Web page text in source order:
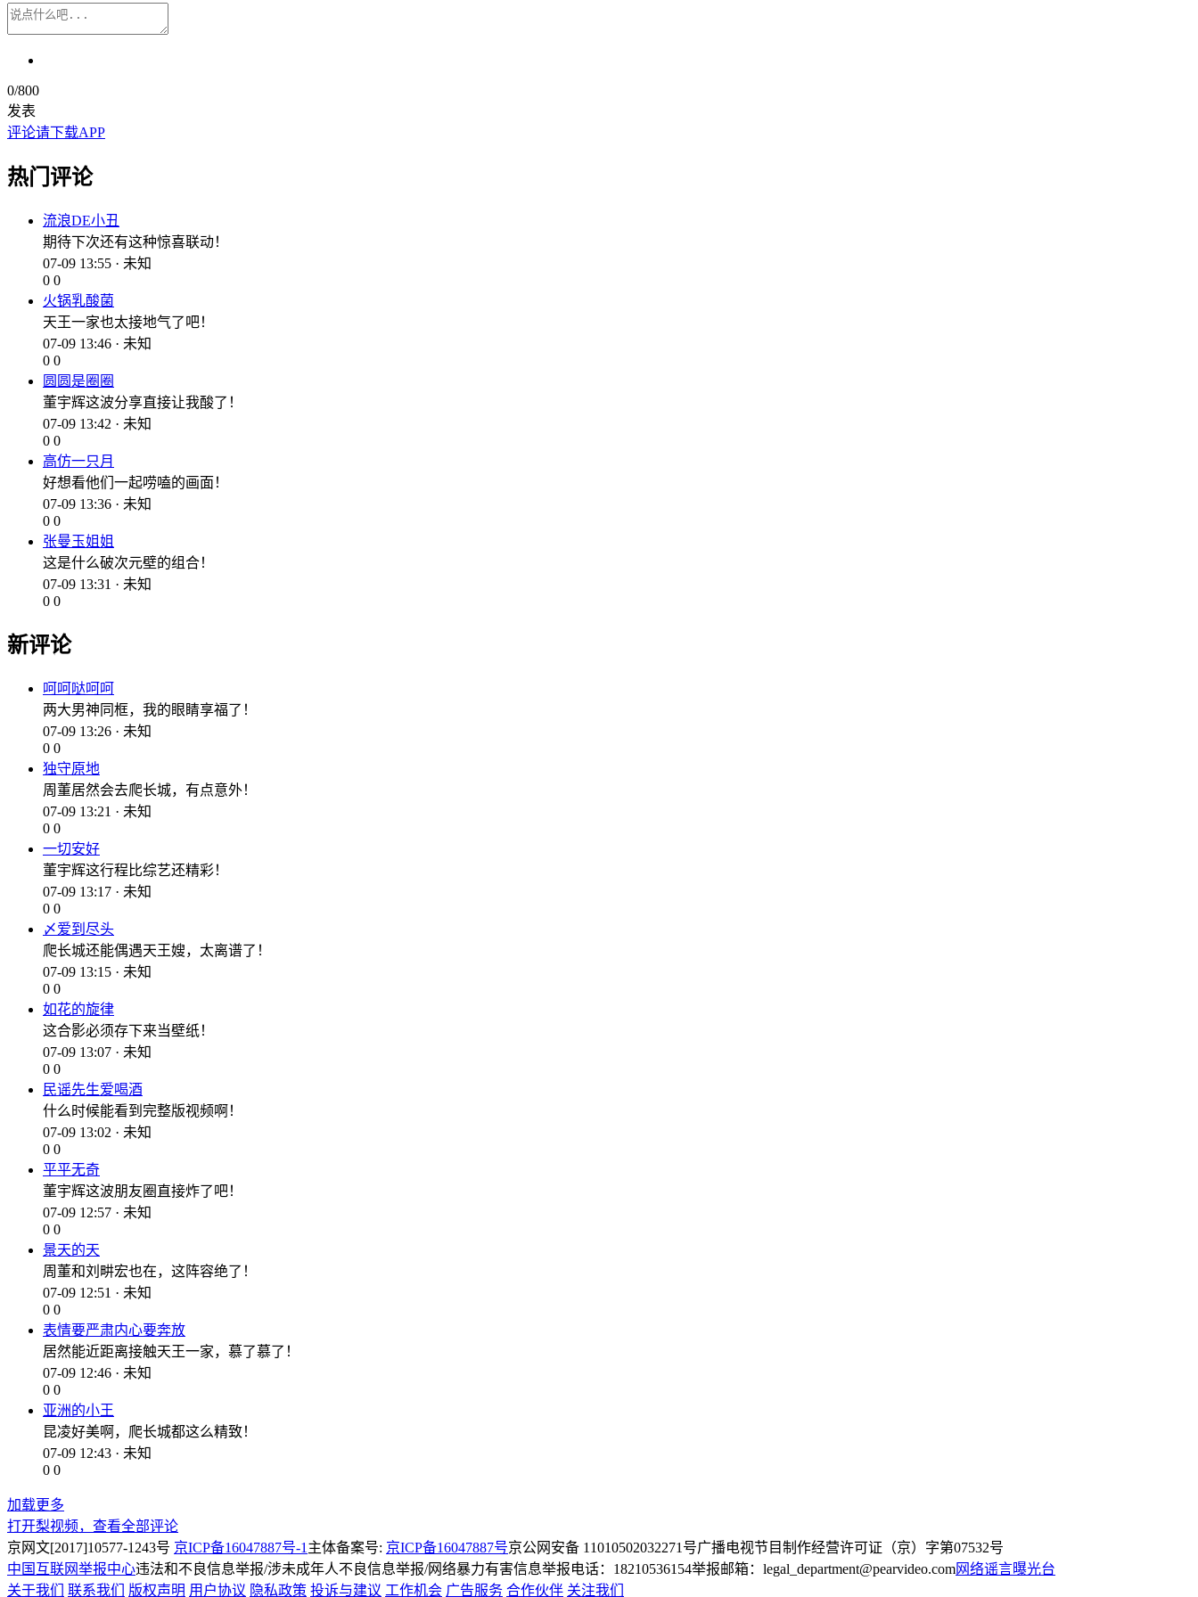
0/800
发表
评论请下载APP
热门评论
流浪DE小丑
期待下次还有这种惊喜联动！
07-09 13:55 · 未知
0 0
火锅乳酸菌
天王一家也太接地气了吧！
07-09 13:46 · 未知
0 0
圆圆是圈圈
董宇辉这波分享直接让我酸了！
07-09 13:42 · 未知
0 0
高仿一只月
好想看他们一起唠嗑的画面！
07-09 13:36 · 未知
0 0
张曼玉姐姐
这是什么破次元壁的组合！
07-09 13:31 · 未知
0 0
新评论
呵呵哒呵呵
两大男神同框，我的眼睛享福了！
07-09 13:26 · 未知
0 0
独守原地
周董居然会去爬长城，有点意外！
07-09 13:21 · 未知
0 0
一切安好
董宇辉这行程比综艺还精彩！
07-09 13:17 · 未知
0 0
〆爱到尽头
爬长城还能偶遇天王嫂，太离谱了！
07-09 13:15 · 未知
0 0
如花的旋律
这合影必须存下来当壁纸！
07-09 13:07 · 未知
0 0
民谣先生爱喝酒
什么时候能看到完整版视频啊！
07-09 13:02 · 未知
0 0
平平无奇
董宇辉这波朋友圈直接炸了吧！
07-09 12:57 · 未知
0 0
景天的天
周董和刘畊宏也在，这阵容绝了！
07-09 12:51 · 未知
0 0
表情要严肃内心要奔放
居然能近距离接触天王一家，慕了慕了！
07-09 12:46 · 未知
0 0
亚洲的小王
昆凌好美啊，爬长城都这么精致！
07-09 12:43 · 未知
0 0
加载更多
打开梨视频，查看全部评论
京网文[2017]10577-1243号 京ICP备16047887号-1 主体备案号: 京ICP备16047887号京公网安备 11010502032271号广播电视节目制作经营许可证（京）字第07532号
中国互联网举报中心违法和不良信息举报/涉未成年人不良信息举报/网络暴力有害信息举报电话：18210536154举报邮箱：legal_department@pearvideo.com网络谣言曝光台
关于我们
联系我们 版权声明 用户协议 隐私政策 投诉与建议 工作机会 广告服务 合作伙伴 关注我们